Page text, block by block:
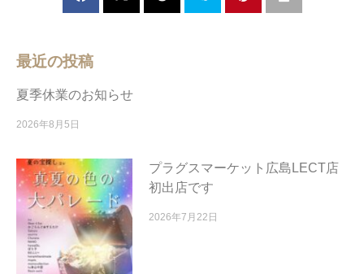
最近の投稿
夏季休業のお知らせ
2026年8月5日
プラグスマーケット広島LECT店
初出店です
2026年7月22日